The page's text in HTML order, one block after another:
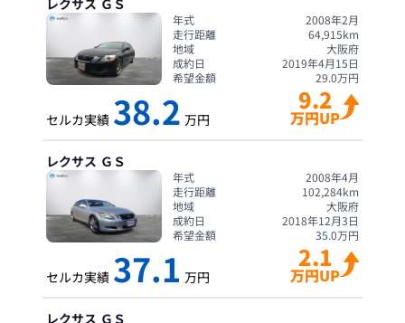
レクサス ＧＳ
年式
2008年2月
走行距離
64,915km
地域
大阪府
成約日
2019年4月15日
希望金額
29.0万円
セルカ実績 38.2 万円
9.2
万円UP
レクサス ＧＳ
年式
2008年4月
走行距離
102,284km
地域
大阪府
成約日
2018年12月3日
希望金額
35.0万円
セルカ実績 37.1 万円
2.1
万円UP
レクサス ＧＳ